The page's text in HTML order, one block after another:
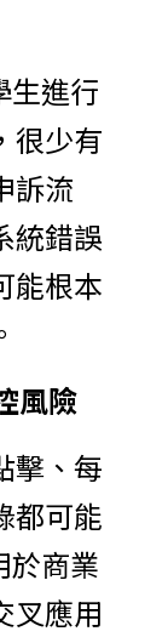
生進行
很少有
訴流
統錯誤
能根本
風險
擊、每
都可能
於商業
叉應用